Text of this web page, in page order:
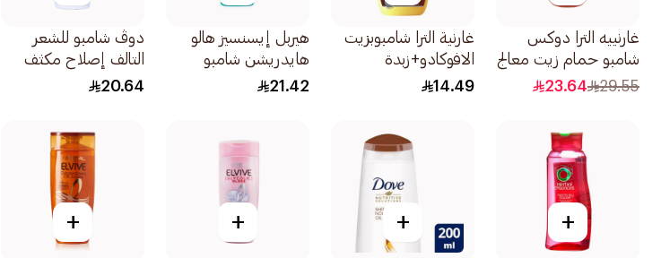
غارنييه الترا دوكس
شامبو حمام زيت معالج
بزيت الخروع واللوز
29.55
23.64
غارنية الترا شامبوبزيت
الافوكادو+زبدة
الشيا200مل
14.49
هيربل إيسنسيز هالو
هايدريشن شامبو
مرطب بخلاصة جوز
21.42
دوڤ شامبو للشعر
التالف إصلاح مكثف
عناية مغذية لشعر
20.64
+
+
+
+